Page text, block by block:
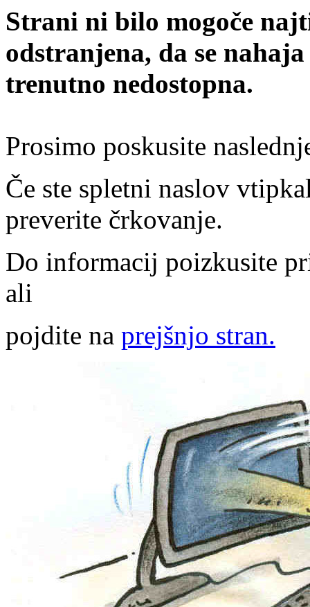
Strani ni bilo mogoče
odstranjena, da se
trenutno nedostopna.
Prosimo poskusite
Če ste spletni naslov
preverite črkovanje.
Do informacij poizkusite
ali
pojdite na prejšnjo stran.